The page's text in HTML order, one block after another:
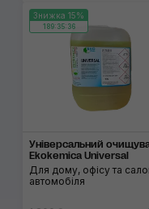
Знижка 15%
189:35:36
Універсальний
Ekokemica Universal
Для дому, офісу та
автомобіля